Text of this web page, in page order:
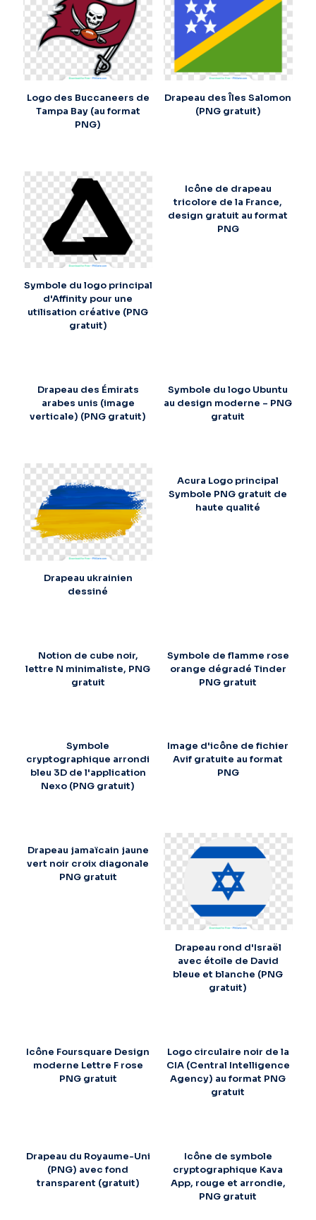
Logo des Buccaneers de
Tampa Bay (au format
PNG)
Drapeau des Îles Salomon
(PNG gratuit)
Symbole du logo principal
d'Affinity pour une
utilisation créative (PNG
gratuit)
Icône de drapeau
tricolore de la France,
design gratuit au format
PNG
Drapeau des Émirats
arabes unis (image
verticale) (PNG gratuit)
Symbole du logo Ubuntu
au design moderne – PNG
gratuit
Drapeau ukrainien
dessiné
Acura Logo principal
Symbole PNG gratuit de
haute qualité
Notion de cube noir,
lettre N minimaliste, PNG
gratuit
Symbole de flamme rose
orange dégradé Tinder
PNG gratuit
Symbole
cryptographique arrondi
bleu 3D de l'application
Nexo (PNG gratuit)
Image d'icône de fichier
Avif gratuite au format
PNG
Drapeau jamaïcain jaune
vert noir croix diagonale
PNG gratuit
Drapeau rond d'Israël
avec étoile de David
bleue et blanche (PNG
gratuit)
Icône Foursquare Design
moderne Lettre F rose
PNG gratuit
Logo circulaire noir de la
CIA (Central Intelligence
Agency) au format PNG
gratuit
Drapeau du Royaume-Uni
(PNG) avec fond
transparent (gratuit)
Icône de symbole
cryptographique Kava
App, rouge et arrondie,
PNG gratuit